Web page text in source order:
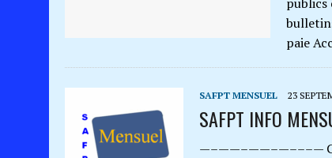
paie
SAFPT MENSUEL 23
SAFPT INFO
—–——–——–—–––—